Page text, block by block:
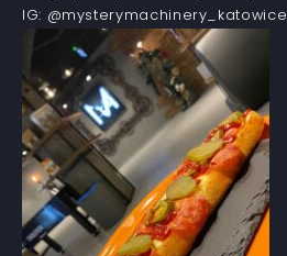
IG: @mysterymachinery_katowice